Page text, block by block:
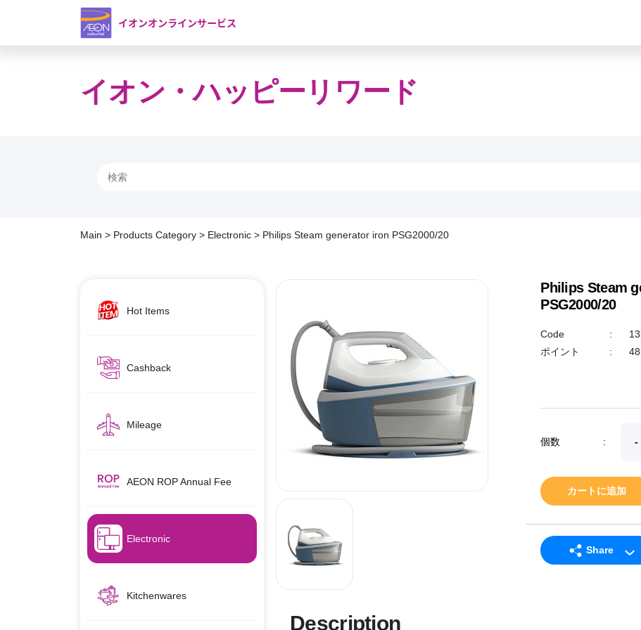
イオンオンラインサービス
イオン・ハッピーリワード
Main > Products Category > Electronic > Philips Steam generator iron PSG2000/20
Hot Items
Cashback
Mileage
AEON ROP Annual Fee
Electronic
Kitchenwares
Philips Steam
PSG2000/20
Code :
ポイント
:
個数 :
カートに追加
Share
Description